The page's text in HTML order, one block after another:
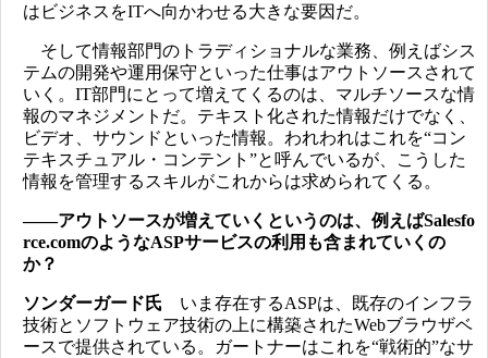
はビジネスをITへ向かわせる大きな要因だ。
そして情報部門のトラディショナルな業務、例えばシス
テムの開発や運用保守といった仕事はアウトソースされて
いく。IT部門にとって増えてくるのは、マルチソースな情
報のマネジメントだ。テキスト化された情報だけでなく、
ビデオ、サウンドといった情報。われわれはこれを“コン
テキスチュアル・コンテント”と呼んでいるが、こうした
情報を管理するスキルがこれからは求められてくる。
――アウトソースが増えていくというのは、例えばSalesfo
rce.comのようなASPサービスの利用も含まれていくの
か？
ソンダーガード氏 いま存在するASPは、既存のインフラ
技術とソフトウェア技術の上に構築されたWebブラウザベ
ースで提供されている。ガートナーはこれを“戦術的”なサ